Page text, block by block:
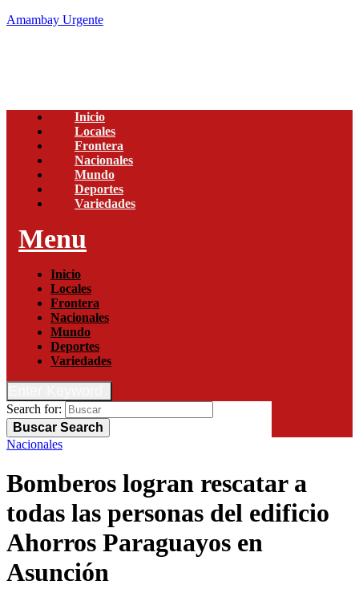
Amambay Urgente
Inicio
Locales
Frontera
Nacionales
Mundo
Deportes
Variedades
Menu
Inicio
Locales
Frontera
Nacionales
Mundo
Deportes
Variedades
Search for:
Buscar Search
Nacionales
Bomberos logran rescatar a
todas las personas del edificio
Ahorros Paraguayos en
Asunción